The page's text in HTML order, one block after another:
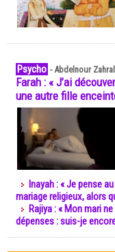
Psycho -Abdelnour
Farah : « J’ai
une autre fille
Inayah : « Je pense
mariage religieux, alors
Rajiya : « Mon mari
dépenses : suis-je